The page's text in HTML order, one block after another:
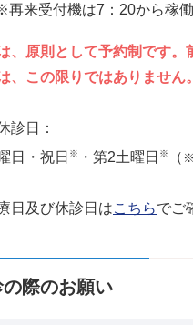
再来受付機は7：20から稼働
、原則として予約制です。
、この限りではありません
診日：
・祝日 ※ ・第2土曜日 ※ （ ※
日及び休診日はこちらでご
際のお願い